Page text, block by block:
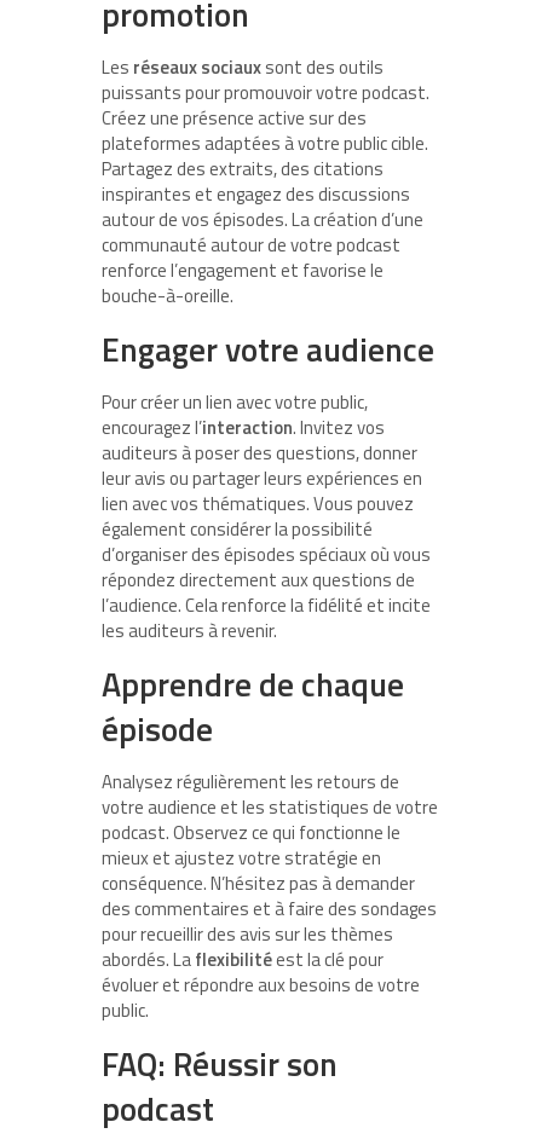
promotion
Les réseaux sociauxsont des outils
puissants pour promouvoir votre podcast.
Créez une présence active sur des
plateformes adaptées à votre public cible.
Partagez des extraits, des citations
inspirantes et engagez des discussions
autour de vos épisodes. La création d’une
communauté autour de votre podcast
renforce l’engagement et favorise le
bouche-à-oreille.
Engager votre audience
Pour créer un lien avec votre public,
encouragez l’interaction. Invitez vos
auditeurs à poser des questions, donner
leur avis ou partager leurs expériences en
lien avec vos thématiques. Vous pouvez
également considérer la possibilité
d’organiser des épisodes spéciaux où vous
répondez directement aux questions de
l’audience. Cela renforce la fidélité et incite
les auditeurs à revenir.
Apprendre de chaque
épisode
Analysez régulièrement les retours de
votre audience et les statistiques de votre
podcast. Observez ce qui fonctionne le
mieux et ajustez votre stratégie en
conséquence. N’hésitez pas à demander
des commentaires et à faire des sondages
pour recueillir des avis sur les thèmes
abordés. Laflexibilitéest la clé pour
évoluer et répondre aux besoins de votre
public.
FAQ: Réussir son
podcast